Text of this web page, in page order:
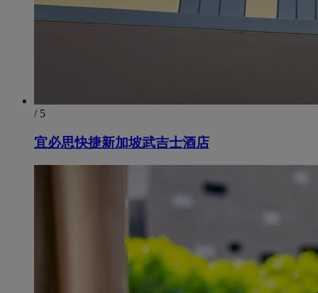
/ 5
宜必思快捷新加坡武吉士酒店